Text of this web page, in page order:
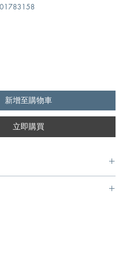
新增至購物車
立即購買